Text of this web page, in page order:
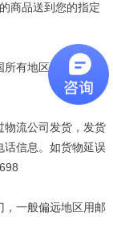
商品送到您的指定
有地区，请您放心
流公司发货，发货
话信息。如货物延误
一般偏远地区用邮